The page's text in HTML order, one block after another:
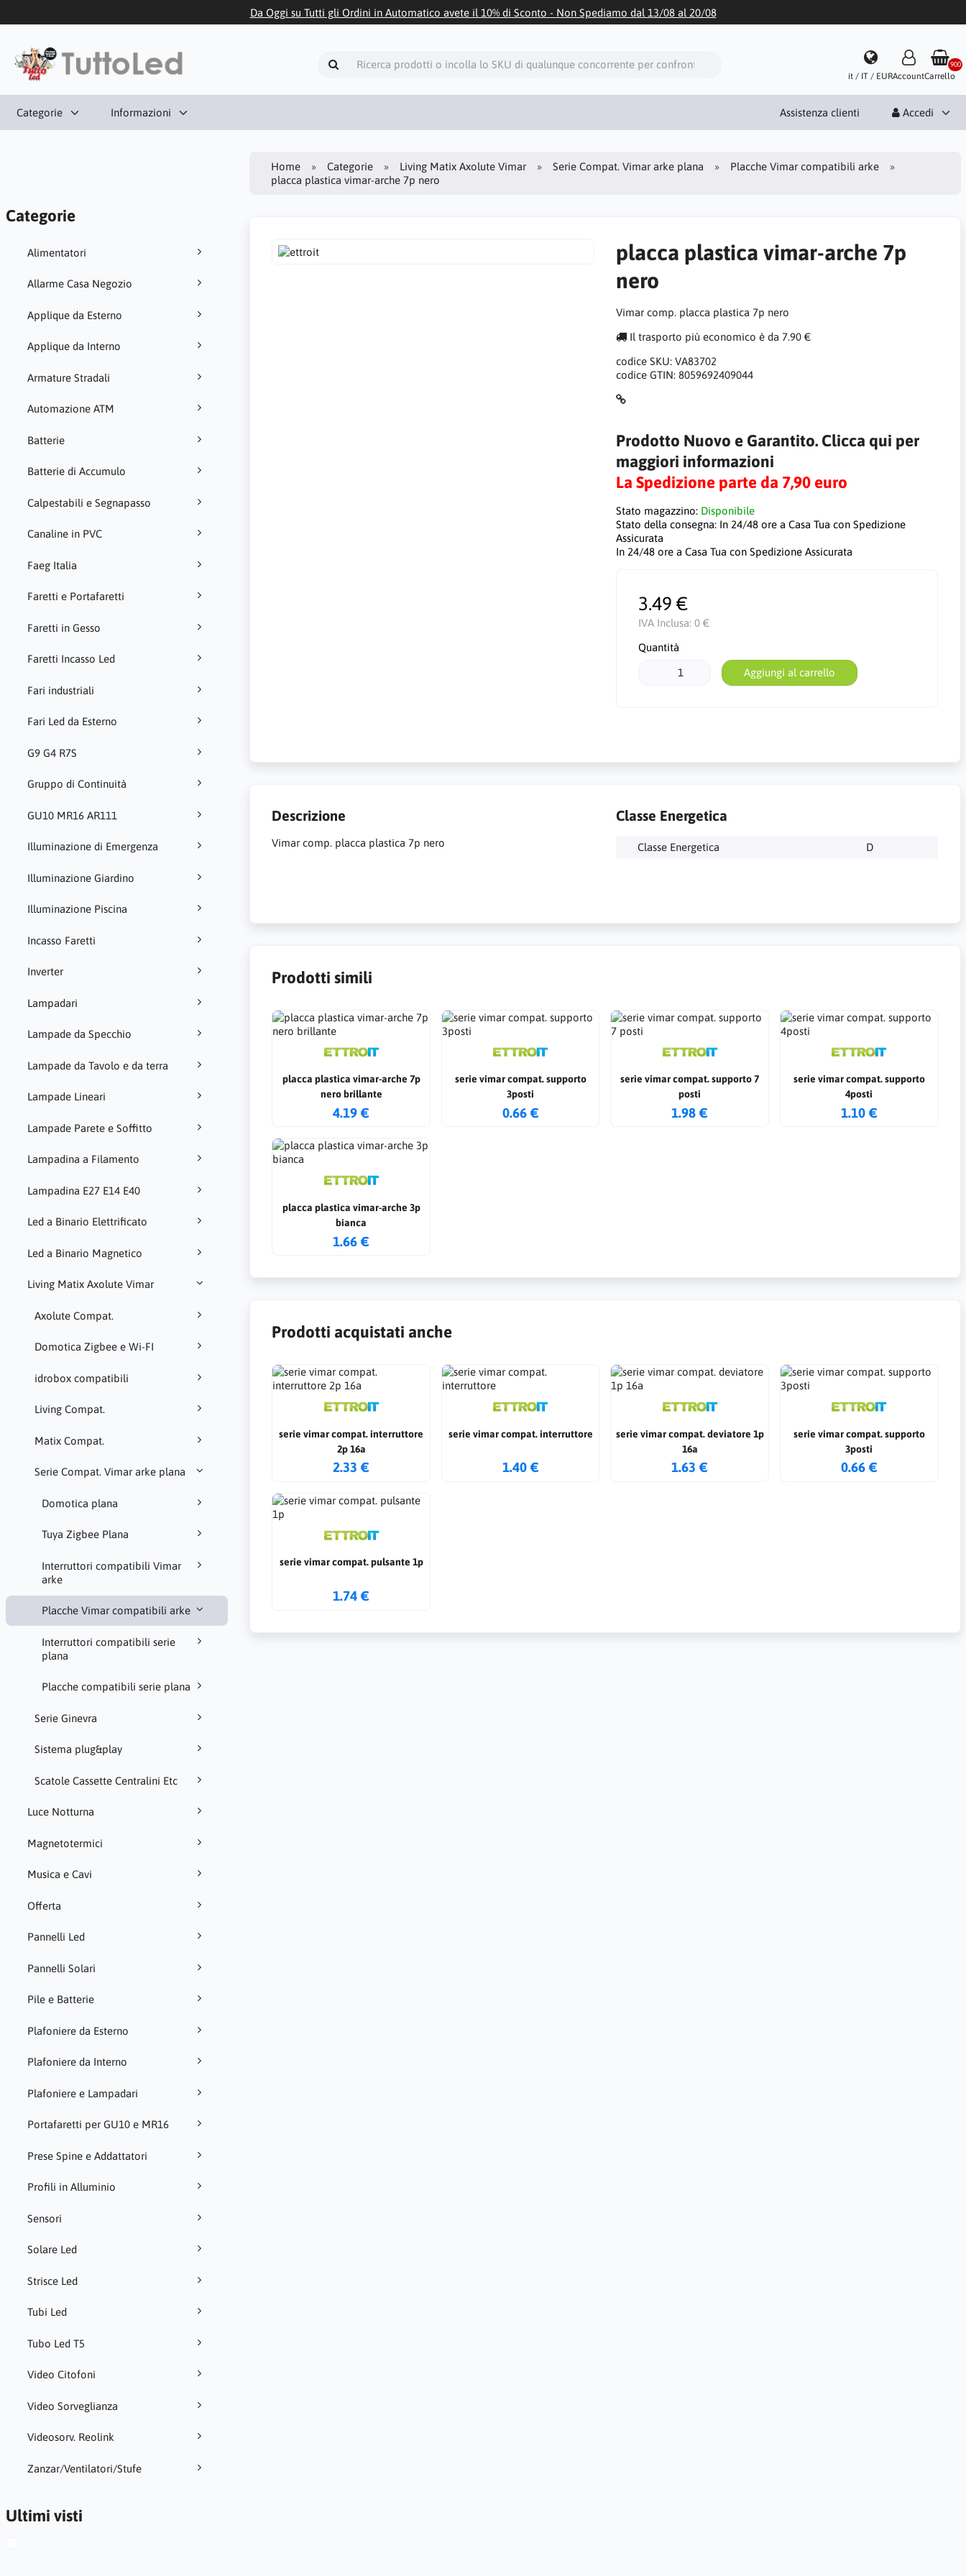
Da Oggi su Tutti gli Ordini in Automatico avete il 10% di Sconto - Non Spediamo dal 13/08 al 20/08
it / IT / EURAccountCarrello
900
Categorie Informazioni Assistenza clienti Accedi
Categorie
Alimentatori
Allarme Casa Negozio
Applique da Esterno
Applique da Interno
Armature Stradali
Automazione ATM
Batterie
Batterie di Accumulo
Calpestabili e Segnapasso
Canaline in PVC
Faeg Italia
Faretti e Portafaretti
Faretti in Gesso
Faretti Incasso Led
Fari industriali
Fari Led da Esterno
G9 G4 R7S
Gruppo di Continuità
GU10 MR16 AR111
Illuminazione di Emergenza
Illuminazione Giardino
Illuminazione Piscina
Incasso Faretti
Inverter
Lampadari
Lampade da Specchio
Lampade da Tavolo e da terra
Lampade Lineari
Lampade Parete e Soffitto
Lampadina a Filamento
Lampadina E27 E14 E40
Led a Binario Elettrificato
Led a Binario Magnetico
Living Matix Axolute Vimar
Axolute Compat.
Domotica Zigbee e Wi-FI
idrobox compatibili
Living Compat.
Matix Compat.
Serie Compat. Vimar arke plana
Domotica plana
Tuya Zigbee Plana
Interruttori compatibili Vimar
arke
Placche Vimar compatibili arke
Interruttori compatibili serie
plana
Placche compatibili serie plana
Serie Ginevra
Sistema plug&play
Scatole Cassette Centralini Etc
Luce Notturna
Magnetotermici
Musica e Cavi
Offerta
Pannelli Led
Pannelli Solari
Pile e Batterie
Plafoniere da Esterno
Plafoniere da Interno
Plafoniere e Lampadari
Portafaretti per GU10 e MR16
Prese Spine e Addattatori
Profili in Alluminio
Sensori
Solare Led
Strisce Led
Tubi Led
Tubo Led T5
Video Citofoni
Video Sorveglianza
Videosorv. Reolink
Zanzar/Ventilatori/Stufe
Ultimi visti
Home Categorie Living Matix Axolute Vimar Serie Compat. Vimar arke plana
Placche Vimar compatibili arke
placca plastica vimar-arche 7p nero
placca plastica vimar-arche 7p
nero
Vimar comp. placca plastica 7p nero
Il trasporto più economico è da 7.90 €
codice SKU: VA83702
codice GTIN: 8059692409044
Prodotto Nuovo e Garantito. Clicca qui per
maggiori informazioni
La Spedizione parte da 7,90 euro
Stato magazzino: Disponibile
Stato della consegna: In 24/48 ore a Casa Tua con Spedizione
Assicurata
In 24/48 ore a Casa Tua con Spedizione Assicurata
3.49 €
IVA Inclusa: 0 €
Quantità
Aggiungi al carrello
Descrizione
Vimar comp. placca plastica 7p nero
Classe Energetica
Classe Energetica D
Prodotti simili
placca plastica vimar-arche 7p
nero brillante
4.19 €
serie vimar compat. supporto
3posti
0.66 €
serie vimar compat. supporto 7
posti
1.98 €
serie vimar compat. supporto
4posti
1.10 €
placca plastica vimar-arche 3p
bianca
1.66 €
Prodotti acquistati anche
serie vimar compat. interruttore
2p 16a
2.33 €
serie vimar compat. interruttore
1.40 €
serie vimar compat. deviatore 1p
16a
1.63 €
serie vimar compat. supporto
3posti
0.66 €
serie vimar compat. pulsante 1p
1.74 €